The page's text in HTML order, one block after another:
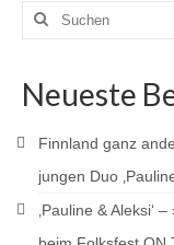
Suchen
Neueste
Finnland ganz
jungen Duo
‚Pauline & Aleksi‘